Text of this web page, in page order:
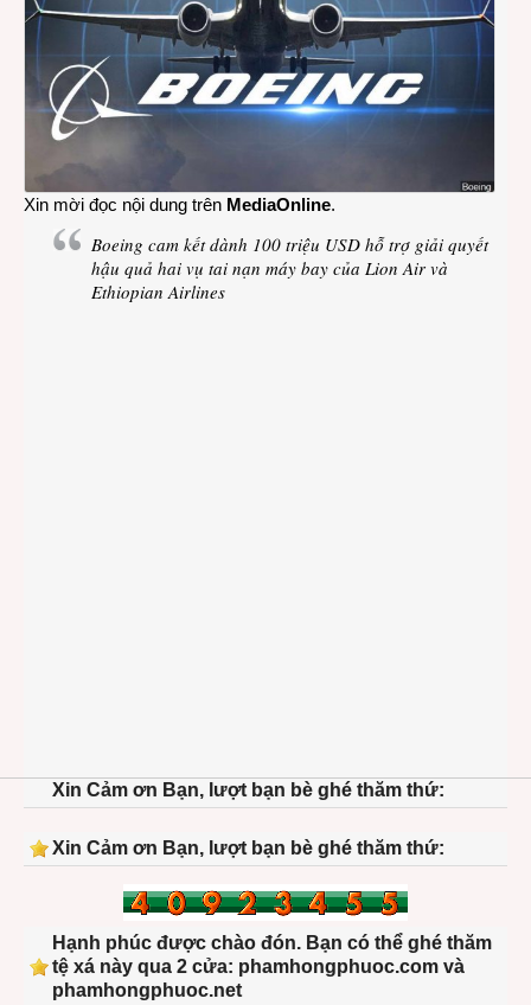
Xin mời đọc nội dung trên MediaOnline.
Boeing cam kết dành 100 triệu USD hỗ trợ giải quyết
hậu quả hai vụ tai nạn máy bay của Lion Air và
Ethiopian Airlines
Xin Cảm ơn Bạn, lượt bạn bè ghé thăm thứ:
Xin Cảm ơn Bạn, lượt bạn bè ghé thăm thứ:
Hạnh phúc được chào đón. Bạn có thể ghé thăm
tệ xá này qua 2 cửa: phamhongphuoc.com và
phamhongphuoc.net